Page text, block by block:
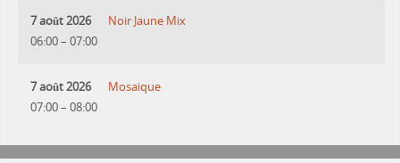
7 août 2026
06:00– 07:00
Noir Jaune Mix
7 août 2026
07:00– 08:00
Mosaique